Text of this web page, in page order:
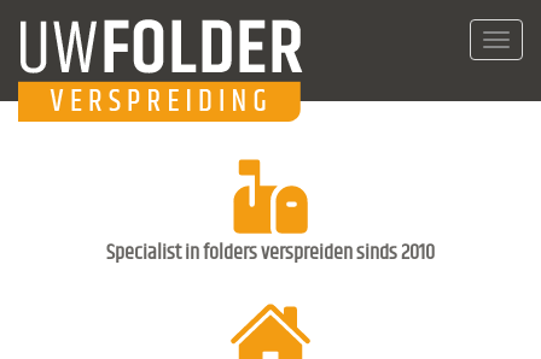
Specialist in folders verspreiden sinds 2010